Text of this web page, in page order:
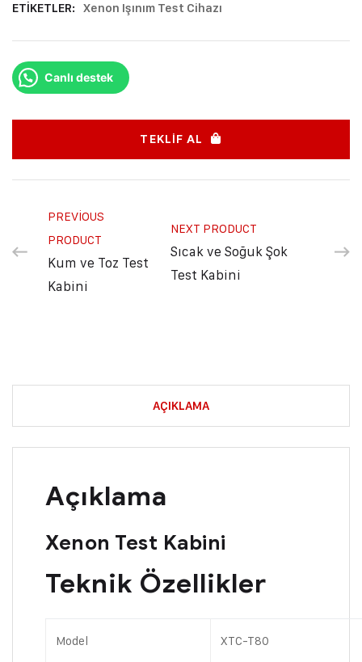
ETIKETLER:
Xenon Işınım Test Cihazı
Canlı destek
TEKLIF AL
PREVIOUS
PRODUCT
Kum ve Toz Test
Kabini
NEXT PRODUCT
Sıcak ve Soğuk Şok
Test Kabini
AÇIKLAMA
Açıklama
Xenon Test Kabini
Teknik Özellikler
Model XTC-T80